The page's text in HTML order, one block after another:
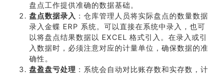
盘点工作提供准确的数据基础。
盘点数据录入 ：仓库管理人员将实际盘点的数量数据
录入金蝶 ERP 系统。可以直接在系统中录入，也可
以将盘点结果数据以 EXCEL 格式引入。在录入或引
入数据时，必须注意对应的计量单位，确保数据的准
确性。
盘盈盘亏处理 ：系统会自动对比账存数和实存数，计